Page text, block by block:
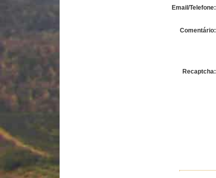
Email/Telefone:
Comentário:
Recaptcha: